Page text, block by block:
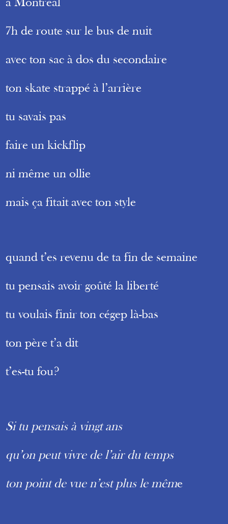
à Montréal
7h de route sur le bus de nuit
avec ton sac à dos du secondaire
ton skate strappé à l’arrière
tu savais pas
faire un kickflip
ni même un ollie
mais ça fitait avec ton style
quand t’es revenu de ta fin de semaine
tu pensais avoir goûté la liberté
tu voulais finir ton cégep là-bas
ton père t’a dit
t’es-tu fou?
Si tu pensais à vingt ans
qu’on peut vivre de l’air du temps
ton point de vue n’est plus le même